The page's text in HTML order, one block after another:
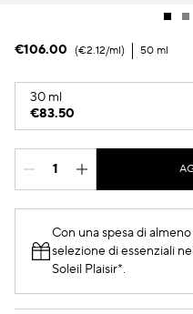
€106.00 €2.12/ml 50 ml
30 ml
€83.50
Con una spesa di
selezione di essenziali
Soleil Plaisir*.